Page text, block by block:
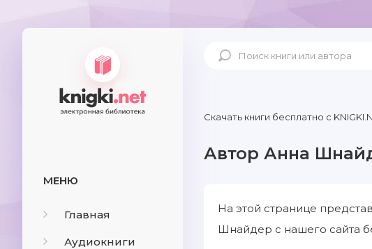
МЕНЮ
Главная
Аудиокниги
Скачать книги бесплатно c
Автор Анна
На этой странице
Шнайдер с нашего сайта